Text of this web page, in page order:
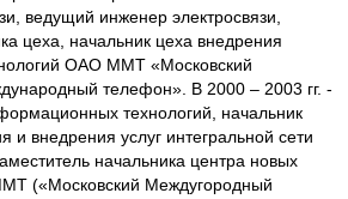
ведущий инженер электросвязи,
цеха, начальник цеха внедрения
ОАО ММТ «Московский
телефон». В 2000 – 2003 гг. -
технологий, начальник
и внедрения услуг интегральной сети
начальника центра новых
(«Московский Междугородный